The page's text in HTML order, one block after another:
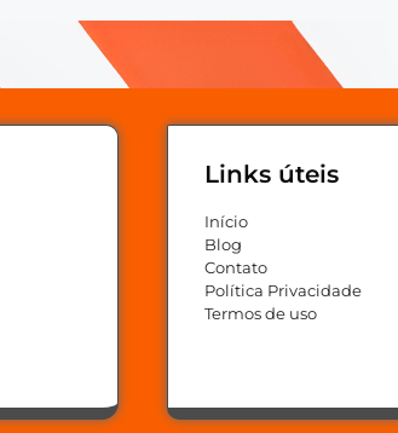
Links úteis
Início
Blog
Contato
Política Privacidade
Termos de uso